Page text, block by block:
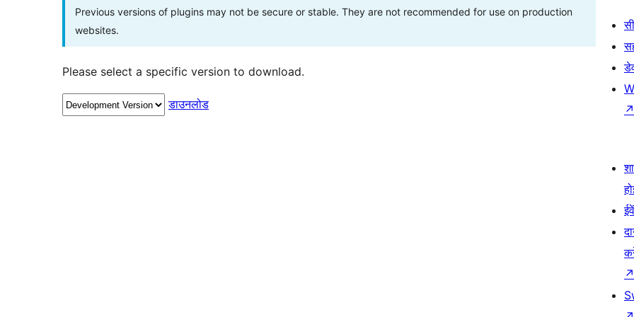
Previous versions of plugins may not be secure or stable. They are not recommended for use on production
websites.
Please select a specific version to download.
डाउनलोड
↗
↗